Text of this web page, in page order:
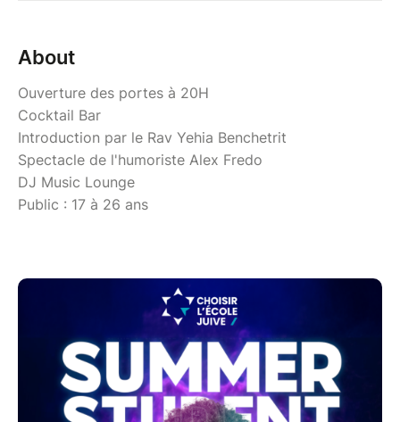
About
Ouverture des portes à 20H
Cocktail Bar
Introduction par le Rav Yehia Benchetrit
Spectacle de l'humoriste Alex Fredo
DJ Music Lounge
Public : 17 à 26 ans